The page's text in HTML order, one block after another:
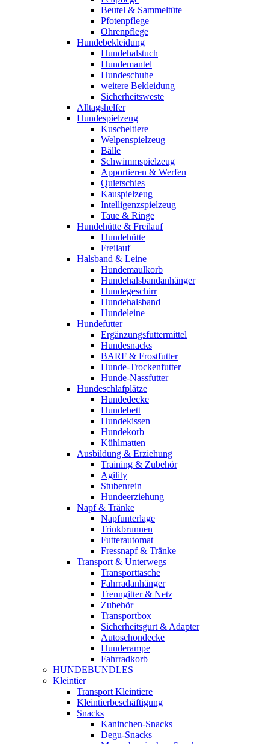
Beutel & Sammeltüte
Pfotenpflege
Ohrenpflege
Hundebekleidung
Hundehalstuch
Hundemantel
Hundeschuhe
weitere Bekleidung
Sicherheitsweste
Alltagshelfer
Hundespielzeug
Kuscheltiere
Welpenspielzeug
Bälle
Schwimmspielzeug
Apportieren & Werfen
Quietschies
Kauspielzeug
Intelligenzspielzeug
Taue & Ringe
Hundehütte & Freilauf
Hundehütte
Freilauf
Halsband & Leine
Hundemaulkorb
Hundehalsbandanhänger
Hundegeschirr
Hundehalsband
Hundeleine
Hundefutter
Ergänzungsfuttermittel
Hundesnacks
BARF & Frostfutter
Hunde-Trockenfutter
Hunde-Nassfutter
Hundeschlafplätze
Hundedecke
Hundebett
Hundekissen
Hundekorb
Kühlmatten
Ausbildung & Erziehung
Training & Zubehör
Agility
Stubenrein
Hundeerziehung
Napf & Tränke
Napfunterlage
Trinkbrunnen
Futterautomat
Fressnapf & Tränke
Transport & Unterwegs
Transporttasche
Fahrradanhänger
Trenngitter & Netz
Zubehör
Transportbox
Sicherheitsgurt & Adapter
Autoschondecke
Hunderampe
Fahrradkorb
HUNDEBUNDLES
Kleintier
Transport Kleintiere
Kleintierbeschäftigung
Snacks
Kaninchen-Snacks
Degu-Snacks